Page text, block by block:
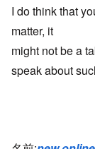
I do think that
matter, it
might not be a
speak about